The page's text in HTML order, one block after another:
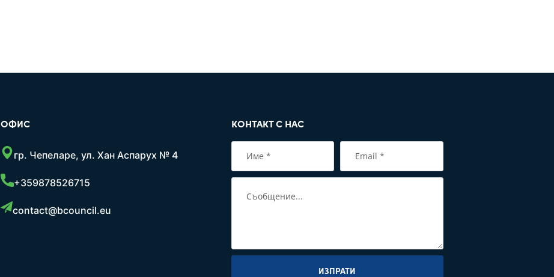
ОФИС
гр. Чепеларе, ул. Хан Аспарух № 4
+359878526715
contact@bcouncil.eu
КОНТАКТ С НАС
ИЗПРАТИ